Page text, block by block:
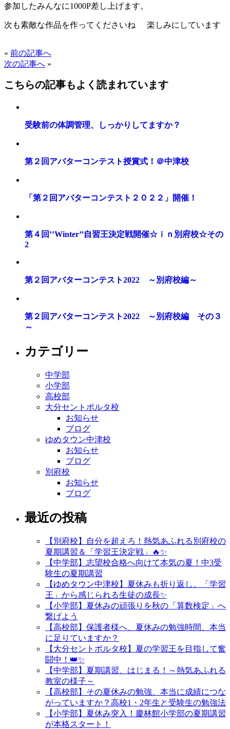
参加したみんなに1000P差し上げます。
次も素敵な作品を作ってくださいね 楽しみにしています
« 前の記事へ
次の記事へ »
こちらの記事もよく読まれています
受験前の体調管理、しっかりしてますか？
第２回アバターコンテスト授賞式！＠中津校
「第２回アバターコンテスト２０２２」開催！
第４回‛‛Winter’’自習王決定戦開催☆ｉｎ別府校☆その
2
第２回アバターコンテスト2022 ～別府校編～
第２回アバターコンテスト2022 ～別府校編 その３
～
カテゴリー
中学部
小学部
高校部
大分セントポルタ校
お知らせ
ブログ
ゆめタウン中津校
お知らせ
ブログ
別府校
お知らせ
ブログ
最近の投稿
【別府校】自分を超えろ！熱気あふれる別府校の
夏期講習＆「学習王決定戦」🔥✨
【中学部】志望校合格へ向けて本気の夏！中3受
験生の夏期講習
【ゆめタウン中津校】夏休みも折り返し。「学習
王」から感じられる生徒の成長✨
【小学部】夏休みの頑張りを秋の「算数検定」へ
繋げよう
【高校部】保護者様へ、夏休みの勉強時間、本当
に足りていますか？
【大分セントポルタ校】夏の学習王を目指して奮
闘中！👑✨
【中学部】夏期講習、はじまる！～熱気あふれる
教室の様子～
【高校部】その夏休みの勉強、本当に成績につな
がっていますか？高校1・2年生と受験生の勉強法
【小学部】夏休み突入！慶林館小学部の夏期講習
が本格スタート！